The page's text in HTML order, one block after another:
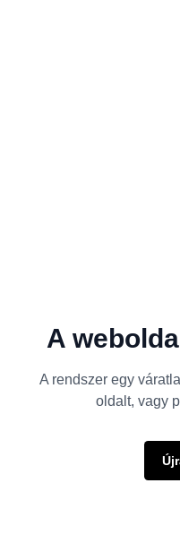
A
A rendszer egy
oldalt, vagy